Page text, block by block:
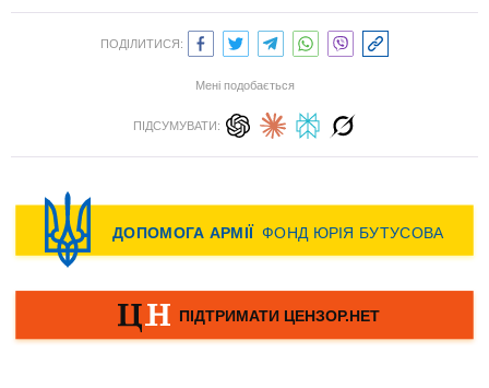
ПОДІЛИТИСЯ:
Мені подобається
ПІДСУМУВАТИ: